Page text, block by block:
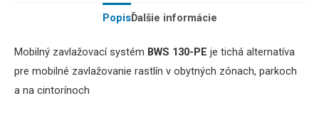
PopisĎalšie informácie
Mobilný zavlažovací systém BWS 130-PE je tichá alternatíva
pre mobilné zavlažovanie rastlín v obytných zónach, parkoch
a na cintorínoch